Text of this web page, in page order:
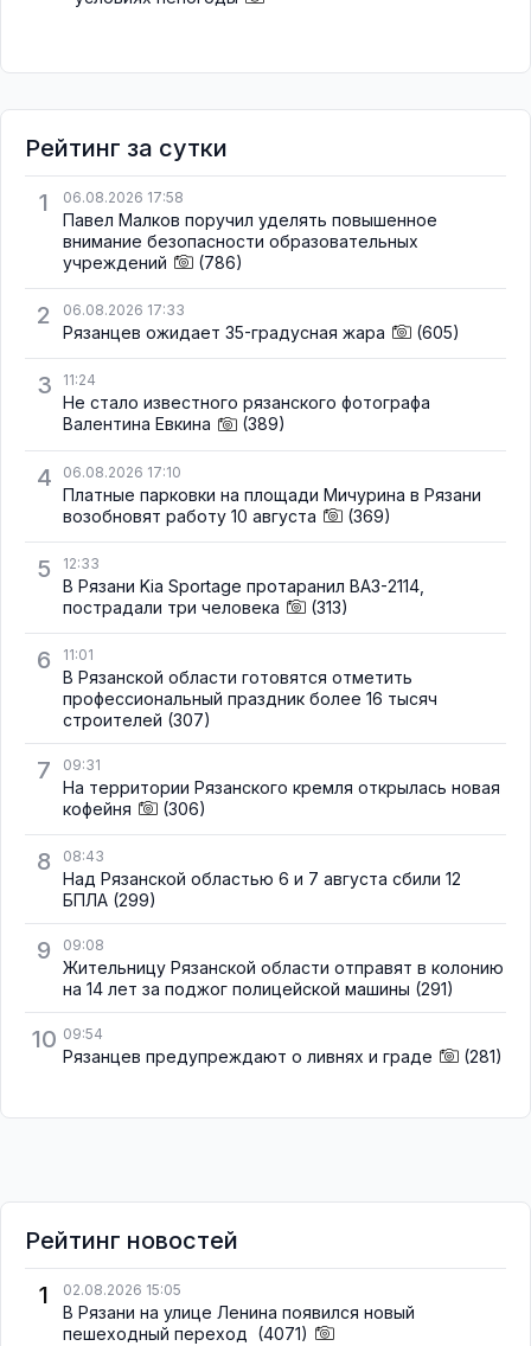
Рейтинг за сутки
1
06.08.2026 17:58
Павел Малков поручил уделять повышенное
внимание безопасности образовательных
учреждений
(786)
2 06.08.2026 17:33
Рязанцев ожидает 35-градусная жара (605)
3 11:24
Не стало известного рязанского фотографа
Валентина Евкина
(389)
4 06.08.2026 17:10
Платные парковки на площади Мичурина в Рязани
возобновят работу 10 августа
(369)
5 12:33
В Рязани Kia Sportage протаранил ВАЗ-2114,
пострадали три человека
(313)
6 11:01
В Рязанской области готовятся отметить
профессиональный праздник более 16 тысяч
строителей (307)
7 09:31
На территории Рязанского кремля открылась новая
кофейня
(306)
8 08:43
Над Рязанской областью 6 и 7 августа сбили 12
БПЛА (299)
9 09:08
Жительницу Рязанской области отправят в колонию
на 14 лет за поджог полицейской машины (291)
10 09:54
Рязанцев предупреждают о ливнях и граде (281)
Рейтинг новостей
1
02.08.2026 15:05
В Рязани на улице Ленина появился новый
пешеходный переход (4071)